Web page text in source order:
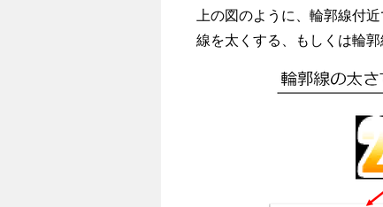
上の図のように、輪郭線付
線を太くする、もしくは輪